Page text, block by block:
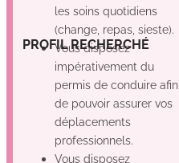
les soins quotidiens
(change, repas, sieste).
PROFIL RECHERCHÉ
NonNon
Vous disposez
impérativement du
permis de conduire afin
de pouvoir assurer vos
déplacements
professionnels.
Vous disposez